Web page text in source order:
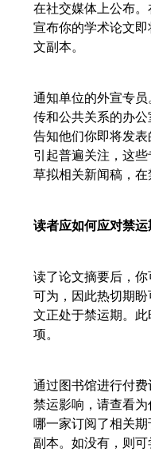
在社交媒体上公布
宣布你的学术论文
文副本。
通知单位的外宣专
传和公共关系的办
告知他们你即将发
引起普遍关注，这
草拟相关新闻稿，在
读者应如何应对禁运
读了论文摘要后，
可为，因此热切期
文正处于禁运期。
项。
通过图书馆进行付
禁运影响，请查看
哪一家订阅了相关
副本。如没有，则